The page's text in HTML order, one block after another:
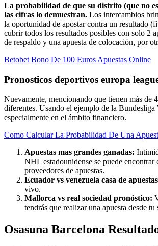
La probabilidad de que su distrito (que no
las cifras lo demuestran. Los intercambios
la oportunidad de apostar contra un resultado
cubrir todos los resultados posibles con solo 2
de respaldo y una apuesta de colocación, por
Betobet Bono De 100 Euros Apuestas Online
Pronosticos deportivos europa
Nuevamente, mencionando que tienen más de
diferentes. Usando el ejemplo de la Bundesliga
especialmente en el ámbito financiero.
Como Calcular La Probabilidad De Una
Apuestas mas grandes ganadas:
NHL estadounidense se puede encontrar
proveedores de apuestas.
Ecuador vs venezuela casa de
vivo.
Mallorca vs real sociedad pronóstico:
tendrás que realizar una apuesta desde
Osasuna Barcelona